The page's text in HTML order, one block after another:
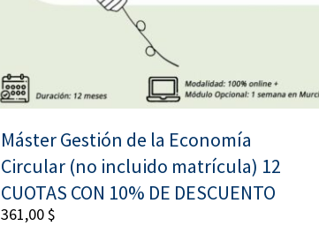
Máster Gestión de la Economía
Circular (no incluido matrícula) 12
CUOTAS CON 10% DE DESCUENTO
361,00$